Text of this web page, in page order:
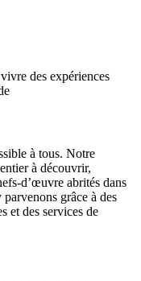
des expériences
à tous. Notre
à découvrir,
d’œuvre abrités dans
grâce à des
et des services de